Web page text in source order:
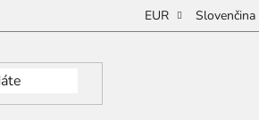
EUR Slovenčina